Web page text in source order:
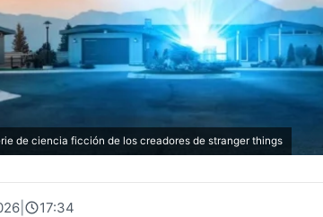
de ciencia ficción de los creadores de stranger things
17:34